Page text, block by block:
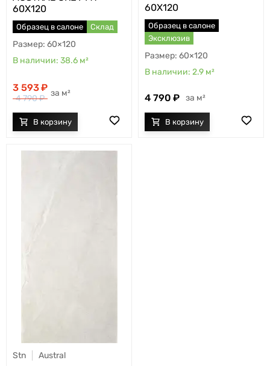
60X120
Образец в салоне Склад
60×120
38.6 м²
3 593
4 790
м²
60X120
Образец в салоне
Эксклюзив
60×120
2.9 м²
4 790 м²
Stn Austral